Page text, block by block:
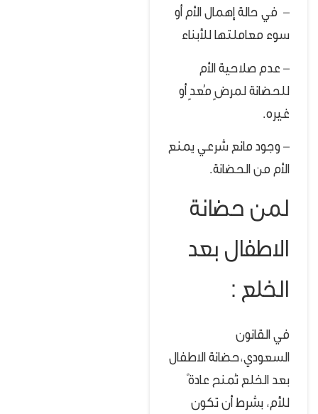
– في حالة إهمال الأم أو
سوء معاملتها للأبناء
– عدم صلاحية الأم
للحضانة لمرضٍ مُعدٍ أو
غيره.
– وجود مانع شرعي يمنع
الأم من الحضانة.
لمن حضانة
الاطفال بعد
الخلع :
في القانون
السعودي،حضانة الاطفال
بعد الخلع تُمنح عادةً
للأم، بشرط أن تكون